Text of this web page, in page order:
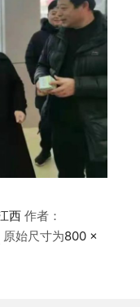
西 作者：
原始尺寸为800 ×